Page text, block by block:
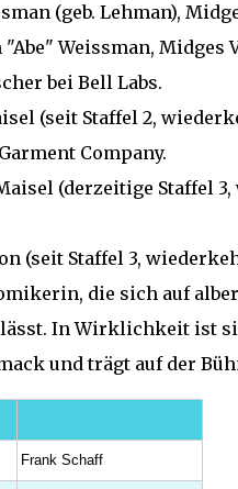
(geb. Lehman),
Weissman,
bei Bell Labs.
(seit Staffel 2,
Company.
(derzeitige Staffel 3,
(seit Staffel 3,
die sich auf
In Wirklichkeit ist
und trägt auf der
Frank Schaff